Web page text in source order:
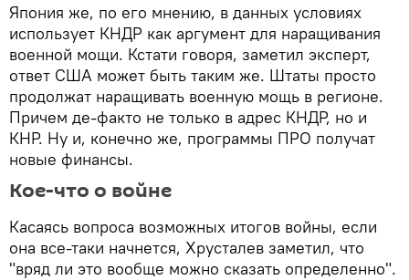
Япония же, по его мнению, в данных условиях
использует КНДР как аргумент для наращивания
военной мощи. Кстати говоря, заметил эксперт,
ответ США может быть таким же. Штаты просто
продолжат наращивать военную мощь в регионе.
Причем де-факто не только в адрес КНДР, но и
КНР. Ну и, конечно же, программы ПРО получат
новые финансы.
Кое-что о войне
Касаясь вопроса возможных итогов войны, если
она все-таки начнется, Хрусталев заметил, что
"вряд ли это вообще можно сказать определенно".